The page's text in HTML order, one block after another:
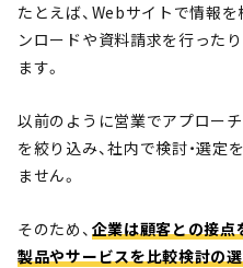
たとえば、Webサイトで情報
ンロードや資料請求を行った
ます。
以前のように営業でアプロー
を絞り込み、社内で検討・選定
ません。
そのため、 企業は顧客との接点
製品やサービスを比較検討の